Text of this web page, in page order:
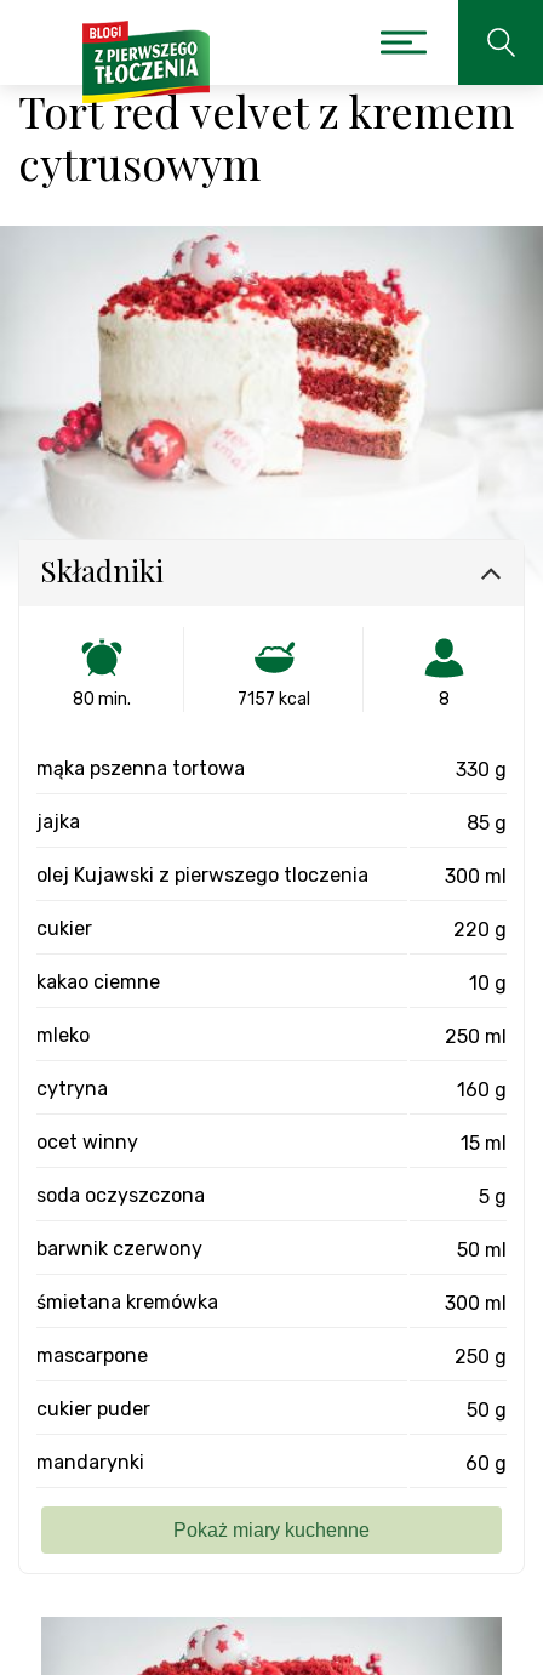
Tort red velvet z kremem
cytrusowym
Składniki
80 min. 7157 kcal 8
mąka pszenna tortowa 330 g
jajka 85 g
olej Kujawski z pierwszego tloczenia 300 ml
cukier 220 g
kakao ciemne 10 g
mleko 250 ml
cytryna 160 g
ocet winny 15 ml
soda oczyszczona 5 g
barwnik czerwony 50 ml
śmietana kremówka 300 ml
mascarpone 250 g
cukier puder 50 g
mandarynki 60 g